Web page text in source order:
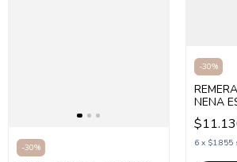
-30%
-30%
NENA
6 x $1.855